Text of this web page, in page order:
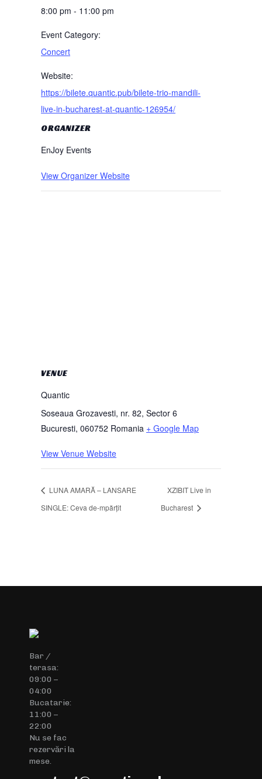
8:00 pm - 11:00 pm
Event Category:
Concert
Website:
https://bilete.quantic.pub/bilete-trio-mandili-
live-in-bucharest-at-quantic-126954/
ORGANIZER
EnJoy Events
View Organizer Website
VENUE
Quantic
Soseaua Grozavesti, nr. 82, Sector 6
Bucuresti, 060752 Romania + Google Map
View Venue Website
LUNA AMARĂ – LANSARE
SINGLE: Ceva de-mpărțit
XZIBIT Live in
Bucharest
Bar /
terasa:
09:00 –
04:00
Bucatarie:
11:00 –
22:00
Nu se fac
rezervări la
mese.